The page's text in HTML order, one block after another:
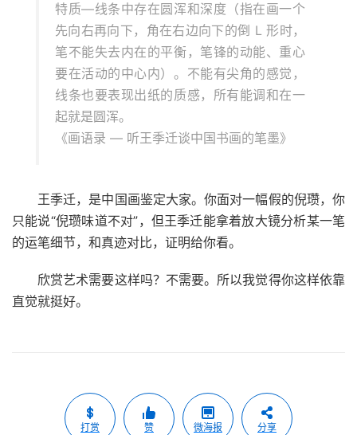
特质—线条中存在圆浑和深度（指在画一个
先向右再向下，角在右边向下的倒 L 形时，
笔不能失去内在的平衡，笔锋的动能、重心
要在活动的中心内）。不能有尖角的感觉，
线条也要表现出纸的质感，所有能调和在一
起就是圆浑。
《画语录 — 听王季迁谈中国书画的笔墨》
王季迁，是中国画鉴定大家。你面对一幅假的倪瓒，你
只能说“倪瓒味道不对”，但王季迁能拿着放大镜分析某一笔
的运笔细节，和真迹对比，证明给你看。
欣赏艺术需要这样吗？不需要。所以我觉得你这样依靠
直觉就挺好。
打赏 赞 微海报 分享